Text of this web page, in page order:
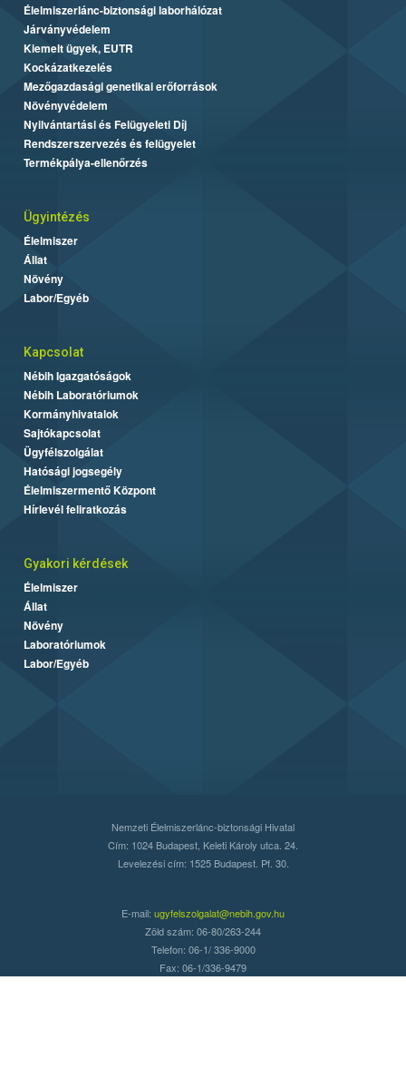
Élelmiszerlánc-biztonsági laborhálózat
Járványvédelem
Kiemelt ügyek, EUTR
Kockázatkezelés
Mezőgazdasági genetikai erőforrások
Növényvédelem
Nyilvántartási és Felügyeleti Díj
Rendszerszervezés és felügyelet
Termékpálya-ellenőrzés
Ügyintézés
Élelmiszer
Állat
Növény
Labor/Egyéb
Kapcsolat
Nébih Igazgatóságok
Nébih Laboratóriumok
Kormányhivatalok
Sajtókapcsolat
Ügyfélszolgálat
Hatósági jogsegély
Élelmiszermentő Központ
Hírlevél feliratkozás
Gyakori kérdések
Élelmiszer
Állat
Növény
Laboratóriumok
Labor/Egyéb
Nemzeti Élelmiszerlánc-biztonsági Hivatal
Cím: 1024 Budapest, Keleti Károly utca. 24.
Levelezési cím: 1525 Budapest. Pf. 30.
E-mail: ugyfelszolgalat@nebih.gov.hu
Zöld szám: 06-80/263-244
Telefon: 06-1/ 336-9000
Fax: 06-1/336-9479